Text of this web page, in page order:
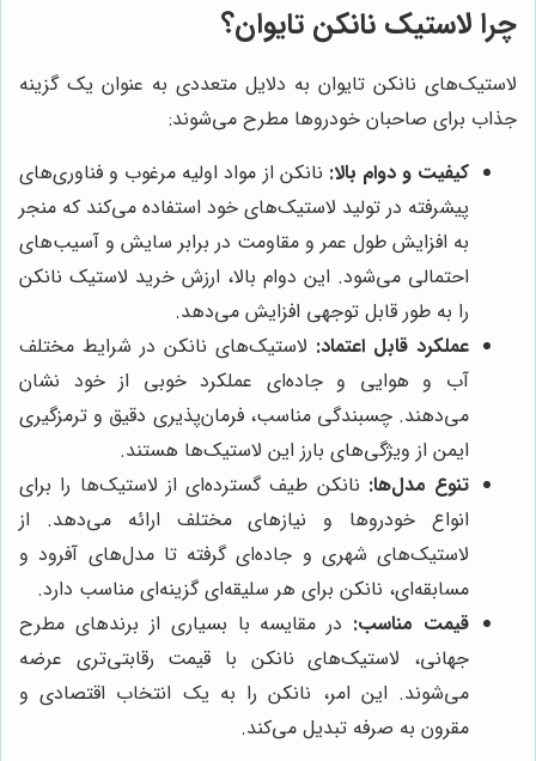
چرا لاستیک نانکن تایوان؟
لاستیک‌های نانکن تایوان به دلایل متعددی به عنوان یک گزینه
جذاب برای صاحبان خودروها مطرح می‌شوند:
کیفیت و دوام بالا: نانکن از مواد اولیه مرغوب و فناوری‌های
پیشرفته در تولید لاستیک‌های خود استفاده می‌کند که منجر
به افزایش طول عمر و مقاومت در برابر سایش و آسیب‌های
احتمالی می‌شود. این دوام بالا، ارزش خرید لاستیک نانکن
را به طور قابل توجهی افزایش می‌دهد.
عملکرد قابل اعتماد: لاستیک‌های نانکن در شرایط مختلف
آب و هوایی و جاده‌ای عملکرد خوبی از خود نشان
می‌دهند. چسبندگی مناسب، فرمان‌پذیری دقیق و ترمزگیری
ایمن از ویژگی‌های بارز این لاستیک‌ها هستند.
تنوع مدل‌ها: نانکن طیف گسترده‌ای از لاستیک‌ها را برای
انواع خودروها و نیازهای مختلف ارائه می‌دهد. از
لاستیک‌های شهری و جاده‌ای گرفته تا مدل‌های آفرود و
مسابقه‌ای، نانکن برای هر سلیقه‌ای گزینه‌ای مناسب دارد.
قیمت مناسب: در مقایسه با بسیاری از برندهای مطرح
جهانی، لاستیک‌های نانکن با قیمت رقابتی‌تری عرضه
می‌شوند. این امر، نانکن را به یک انتخاب اقتصادی و
مقرون به صرفه تبدیل می‌کند.